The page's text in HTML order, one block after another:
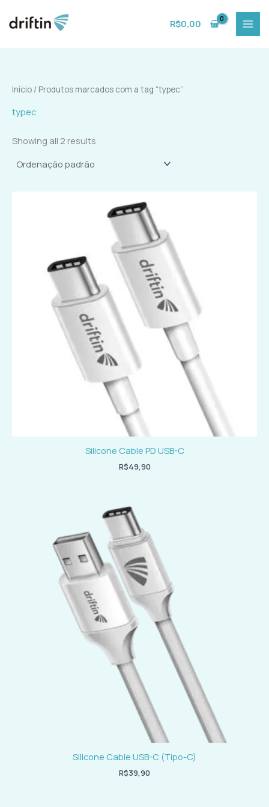
para
R$0,00
Início / Produtos marcados com a tag “typec”
typec
Showing all 2 results
Silicone Cable PD USB-C
R$49,90
Silicone Cable USB-C (Tipo-C)
R$39,90